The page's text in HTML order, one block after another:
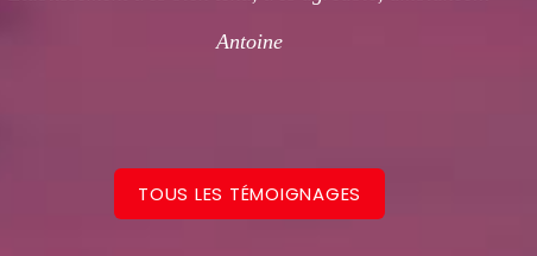
Antoine
TOUS LES TÉMOIGNAGES